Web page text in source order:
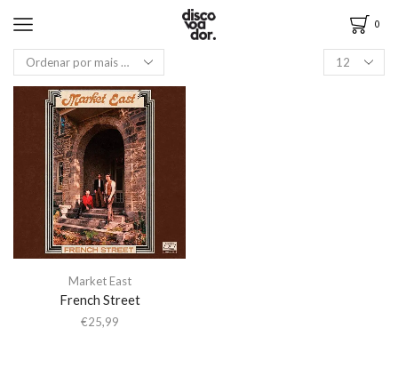
0
Market East
French Street
€25,99